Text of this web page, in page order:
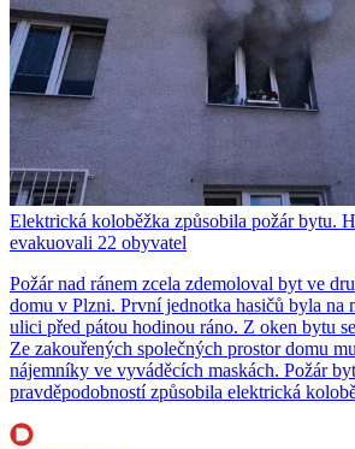
Elektrická koloběžka způsobila požár bytu.
evakuovali 22 obyvatel
Požár nad ránem zcela zdemoloval byt ve
domu v Plzni. První jednotka hasičů byla na
ulici před pátou hodinou ráno. Z oken bytu
Ze zakouřených společných prostor domu
nájemníky ve vyváděcích maskách. Požár
pravděpodobností způsobila elektrická